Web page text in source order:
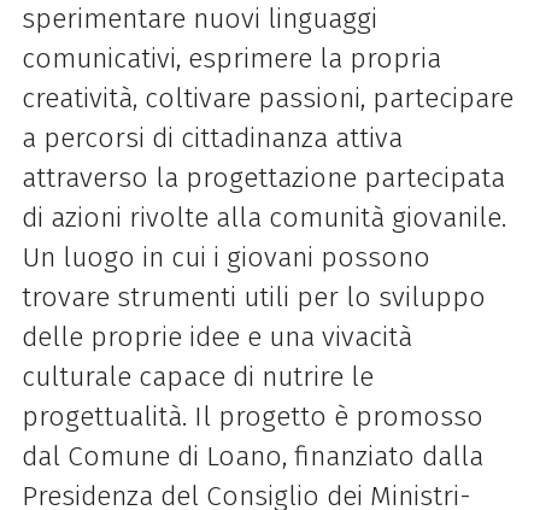
sperimentare nuovi linguaggi
comunicativi, esprimere la propria
creatività, coltivare passioni, partecipare
a percorsi di cittadinanza attiva
attraverso la progettazione partecipata
di azioni rivolte alla comunità giovanile.
Un luogo in cui i giovani possono
trovare strumenti utili per lo sviluppo
delle proprie idee e una vivacità
culturale capace di nutrire le
progettualità. Il progetto è promosso
dal Comune di Loano, finanziato dalla
Presidenza del Consiglio dei Ministri-